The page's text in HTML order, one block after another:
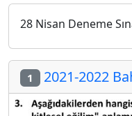
28 Nisan Deneme
1 2021-2022